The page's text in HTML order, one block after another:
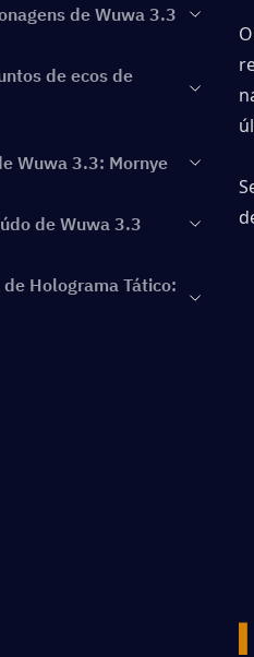
de Wuwa 3.3
de ecos de
Wuwa 3.3: Mornye
de Wuwa 3.3
de Holograma Tático: